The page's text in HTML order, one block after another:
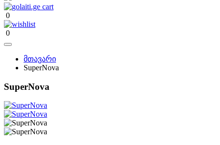
0
0
მთავარი
SuperNova
SuperNova